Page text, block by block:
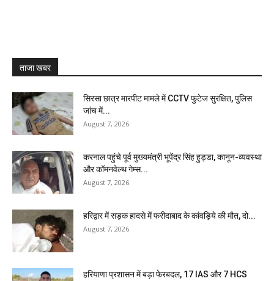
ताजा खबर
सिरसा छात्र मारपीट मामले में CCTV फुटेज सुरक्षित, पुलिस
जांच में...
August 7, 2026
करनाल पहुंचे पूर्व मुख्यमंत्री भूपेंद्र सिंह हुड्डा, कानून-व्यवस्था
और कॉमनवेल्थ गेम्स...
August 7, 2026
हरिद्वार में सड़क हादसे में फरीदाबाद के कांवड़िये की मौत, दो...
August 7, 2026
हरियाणा प्रशासन में बड़ा फेरबदल, 17 IAS और 7 HCS